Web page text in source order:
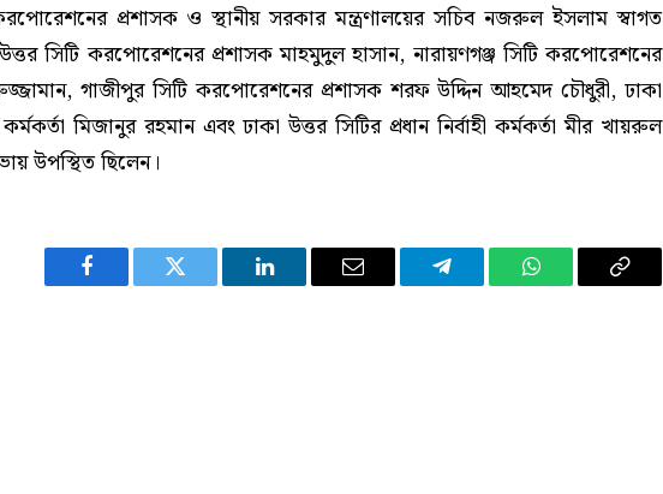
প্রশাসক ও স্থানীয় সরকার মন্ত্রণালয়ের সচিব নজরুল ইসলাম স্বাগত
সিটি করপোরেশনের প্রশাসক মাহমুদুল হাসান, নারায়ণগঞ্জ সিটি করপোরেশনের
গাজীপুর সিটি করপোরেশনের প্রশাসক শরফ উদ্দিন আহমেদ চৌধুরী, ঢাকা
কর্মকর্তা মিজানুর রহমান এবং ঢাকা উত্তর সিটির প্রধান নির্বাহী কর্মকর্তা মীর খায়রুল
উপস্থিত ছিলেন।
Facebook Twitter LinkedIn Email Telegram WhatsAppCopy